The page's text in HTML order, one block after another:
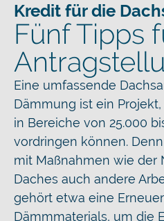
Kredit für die
Fünf Tipps
Eine umfassende
Dämmung ist ein
in Bereiche von 25.000
vordringen können.
mit Maßnahmen wie der
Daches auch andere
gehört etwa eine
Dämmmaterials, um die